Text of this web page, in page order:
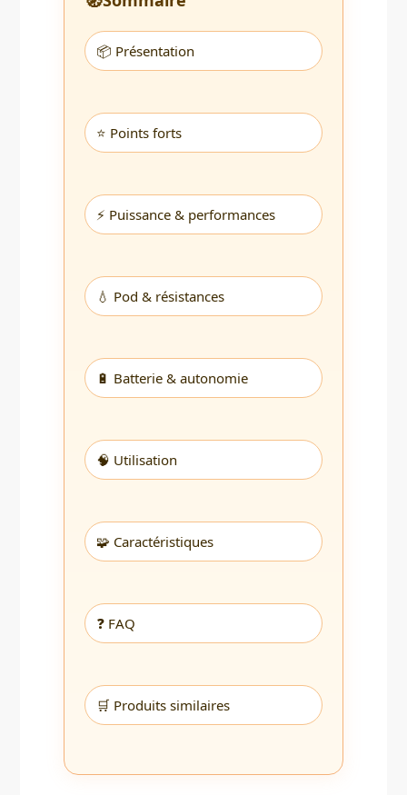
📦 Présentation
⭐ Points forts
⚡ Puissance & performances
💧 Pod & résistances
🔋 Batterie & autonomie
🧠 Utilisation
🧩 Caractéristiques
❓ FAQ
🛒 Produits similaires